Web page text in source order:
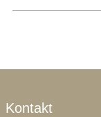
Kontakt